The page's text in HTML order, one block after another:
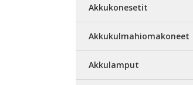
Akkukonesetit
Akkukulmahiomakoneet
Akkulamput